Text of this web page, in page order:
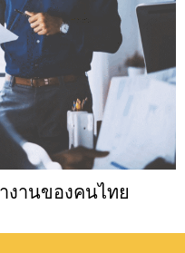
งานของคนไทย